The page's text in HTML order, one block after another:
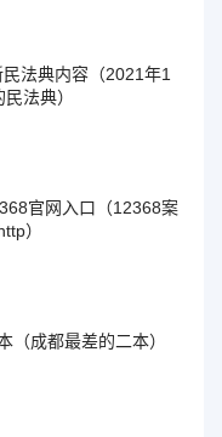
法典内容（2021年1
法典）
官网入口（12368案
）
（成都最差的二本）